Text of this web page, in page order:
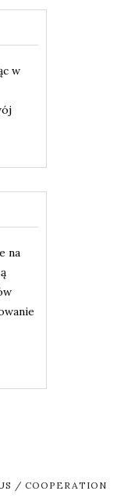
w
na
/ COOPERATION